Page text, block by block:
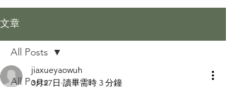
文章
All Posts
All Posts
jiaxueyaowuh
3月27日 讀畢需時 3 分鐘